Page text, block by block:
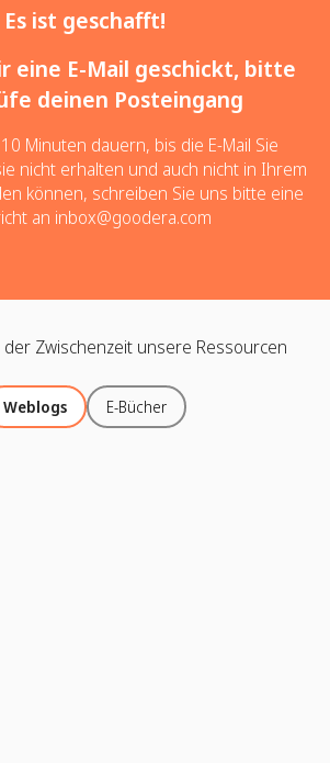
Es ist geschafft!
eine E-Mail geschickt, bitte
deinen Posteingang
Minuten dauern, bis die E-Mail Sie
nicht erhalten und auch nicht in Ihrem
können, schreiben Sie uns bitte eine
an inbox@goodera.com
der Zwischenzeit unsere Ressourcen
Weblogs E-Bücher